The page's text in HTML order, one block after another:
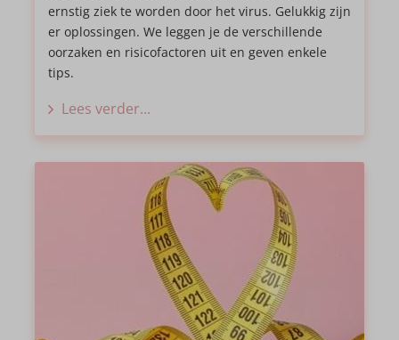
ernstig ziek te worden door het virus. Gelukkig zijn
er oplossingen. We leggen je de verschillende
oorzaken en risicofactoren uit en geven enkele
tips.
Lees verder...